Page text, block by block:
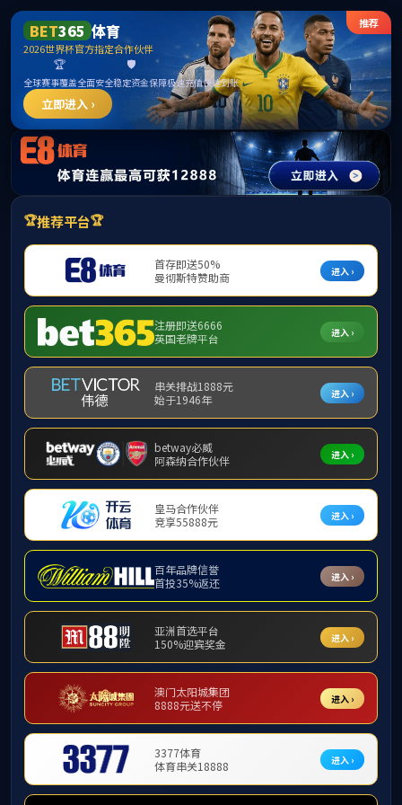
中国·必威(bw·西汉姆联)有限公司-Official
website
提示：访问地址无效，92/49/c294a234057/http:/314找不到对应的栏
目！
首页